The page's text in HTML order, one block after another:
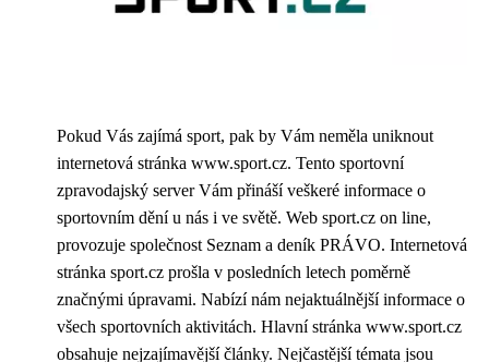
Pokud Vás zajímá sport, pak by Vám neměla uniknout
internetová stránka www.sport.cz. Tento sportovní
zpravodajský server Vám přináší veškeré informace o
sportovním dění u nás i ve světě. Web sport.cz on line,
provozuje společnost Seznam a deník PRÁVO. Internetová
stránka sport.cz prošla v posledních letech poměrně
značnými úpravami. Nabízí nám nejaktuálnější informace o
všech sportovních aktivitách. Hlavní stránka www.sport.cz
obsahuje nejzajímavější články. Nejčastější témata jsou